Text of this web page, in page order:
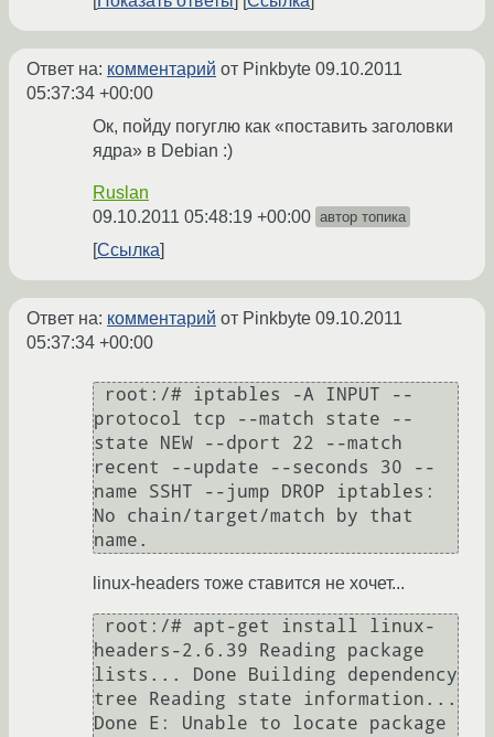
Ответ на: комментарий от Pinkbyte 09.10.2011
05:37:34 +00:00
Ок, пойду погуглю как «поставить заголовки
ядра» в Debian :)
Ruslan
09.10.2011 05:48:19 +00:00 автор топика
Ссылка
Ответ на: комментарий от Pinkbyte 09.10.2011
05:37:34 +00:00
protocol tcp --match state --
state NEW --dport 22 --match
recent --update --seconds 30 --
name SSHT --jump DROP iptables:
No chain/target/match by that
name.
linux-headers тоже ставится не хочет...
headers-2.6.39 Reading package
lists... Done Building dependency
tree Reading state information...
Done E: Unable to locate package